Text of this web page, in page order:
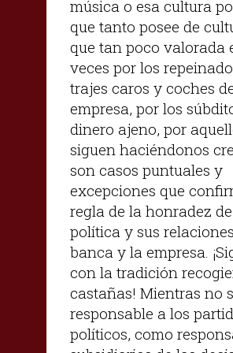
música o esa cultura
que tanto posee de
que tan poco valorada
veces por los
trajes caros y coches
empresa, por los
dinero ajeno, por
siguen haciéndonos
son casos puntuales y
excepciones que
regla de la honradez
política y sus
banca y la empresa.
con la tradición
castañas! Mientras no
responsable a los
políticos, como